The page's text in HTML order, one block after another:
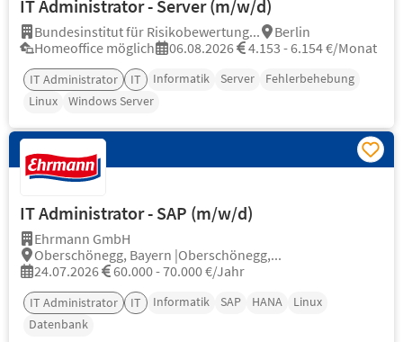
IT Administrator - Server (m/w/d)
Bundesinstitut für Risikobewertung...
Berlin
Homeoffice möglich
06.08.2026 4.153 - 6.154 €/Monat
IT Administrator IT Informatik Server
Fehlerbehebung
Linux
Windows Server
IT Administrator - SAP (m/w/d)
Ehrmann GmbH
Oberschönegg, Bayern |Oberschönegg,...
24.07.2026
60.000 - 70.000 €/Jahr
IT Administrator IT Informatik SAP HANA
Linux
Datenbank